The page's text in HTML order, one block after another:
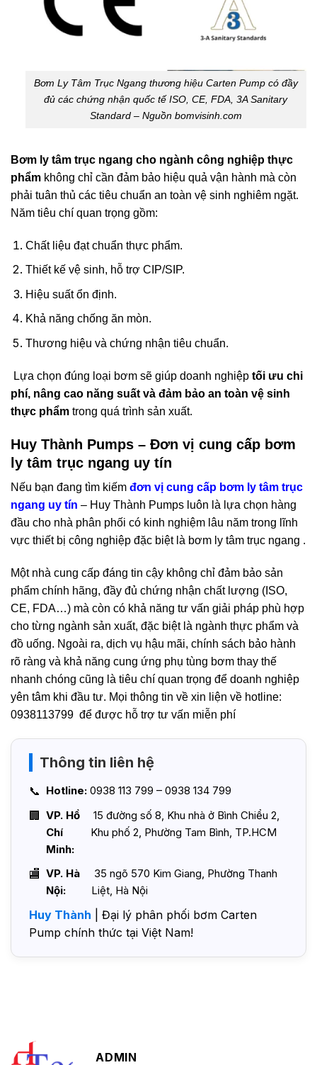
Bơm Ly Tâm Trục Ngang thương hiệu Carten Pump có đầy
đủ các chứng nhận quốc tế ISO, CE, FDA, 3A Sanitary
Standard – Nguồn bomvisinh.com
Bơm ly tâm trục ngang cho ngành công nghiệp thực
phẩm không chỉ cần đảm bảo hiệu quả vận hành mà còn
phải tuân thủ các tiêu chuẩn an toàn vệ sinh nghiêm ngặt.
Năm tiêu chí quan trọng gồm:
Chất liệu đạt chuẩn thực phẩm.
Thiết kế vệ sinh, hỗ trợ CIP/SIP.
Hiệu suất ổn định.
Khả năng chống ăn mòn.
Thương hiệu và chứng nhận tiêu chuẩn.
Lựa chọn đúng loại bơm sẽ giúp doanh nghiệp tối ưu chi
phí, nâng cao năng suất và đảm bảo an toàn vệ sinh
thực phẩm trong quá trình sản xuất.
Huy Thành Pumps – Đơn vị cung cấp bơm
ly tâm trục ngang uy tín
Nếu bạn đang tìm kiếm đơn vị cung cấp bơm ly tâm trục
ngang uy tín – Huy Thành Pumps luôn là lựa chọn hàng
đầu cho nhà phân phối có kinh nghiệm lâu năm trong lĩnh
vực thiết bị công nghiệp đặc biệt là bơm ly tâm trục ngang .
Một nhà cung cấp đáng tin cậy không chỉ đảm bảo sản
phẩm chính hãng, đầy đủ chứng nhận chất lượng (ISO,
CE, FDA…) mà còn có khả năng tư vấn giải pháp phù hợp
cho từng ngành sản xuất, đặc biệt là ngành thực phẩm và
đồ uống. Ngoài ra, dịch vụ hậu mãi, chính sách bảo hành
rõ ràng và khả năng cung ứng phụ tùng bơm thay thế
nhanh chóng cũng là tiêu chí quan trọng để doanh nghiệp
yên tâm khi đầu tư. Mọi thông tin về xin liện về hotline:
0938113799 để được hỗ trợ tư vấn miễn phí
Thông tin liên hệ
Hotline: 0938 113 799 – 0938 134 799
VP. Hồ
Chí
Minh:
15 đường số 8, Khu nhà ở Bình Chiểu 2,
Khu phố 2, Phường Tam Bình, TP.HCM
VP. Hà
Nội:
35 ngõ 570 Kim Giang, Phường Thanh
Liệt, Hà Nội
Huy Thành | Đại lý phân phối bơm Carten
Pump chính thức tại Việt Nam!
ADMIN